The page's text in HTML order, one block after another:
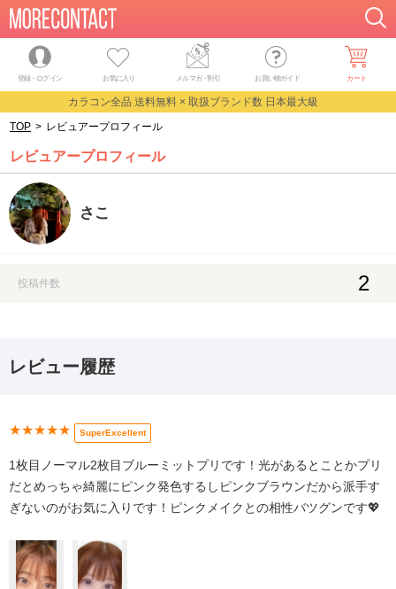
登録・ログイン お気に入り メルマガ・割引 お買い物ガイド カート
カラコン全品 送料無料 × 取扱ブランド数 日本最大級
TOP > レビュアープロフィール
レビュアープロフィール
さこ
投稿件数 2
レビュー履歴
★★★★★ SuperExcellent
1枚目ノーマル2枚目ブルーミットプリです！光があるとことかプリ
だとめっちゃ綺麗にピンク発色するしピンクブラウンだから派手す
ぎないのがお気に入りです！ピンクメイクとの相性バツグンです💖